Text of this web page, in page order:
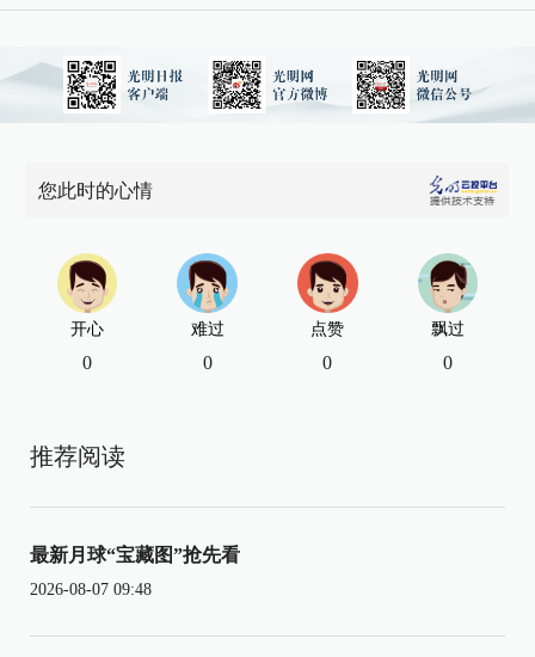
您此时的心情
开心
0
难过
0
点赞
0
飘过
0
推荐阅读
最新月球“宝藏图”抢先看
2026-08-07 09:48